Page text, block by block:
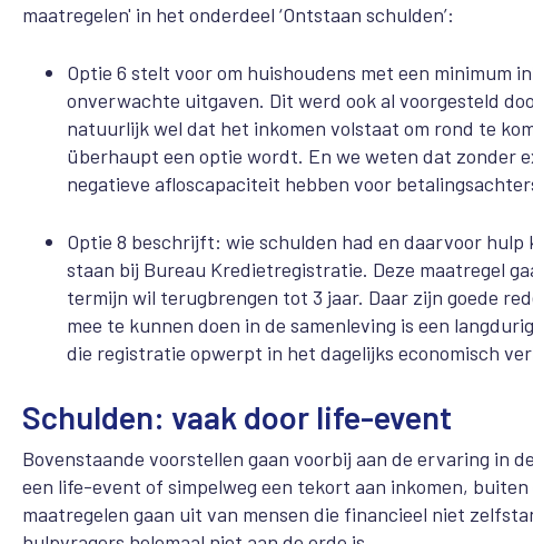
maatregelen' in het onderdeel ‘Ontstaan schulden’:
Optie 6 stelt voor om huishoudens met een minimum
onverwachte uitgaven. Dit werd ook al voorgesteld
natuurlijk wel dat het inkomen volstaat om rond te
überhaupt een optie wordt. En we weten dat zonder
negatieve afloscapaciteit hebben voor
Optie 8 beschrijft: wie schulden had en daarvoor
staan bij Bureau Kredietregistratie. Deze maatregel
termijn wil terugbrengen tot 3 jaar. Daar zijn goede
mee te kunnen doen in de samenleving is een
die registratie opwerpt in het dagelijks economisch
Schulden: vaak door life-event
Bovenstaande voorstellen gaan voorbij aan de ervaring in
een life-event of simpelweg een tekort aan inkomen,
maatregelen gaan uit van mensen die financieel niet